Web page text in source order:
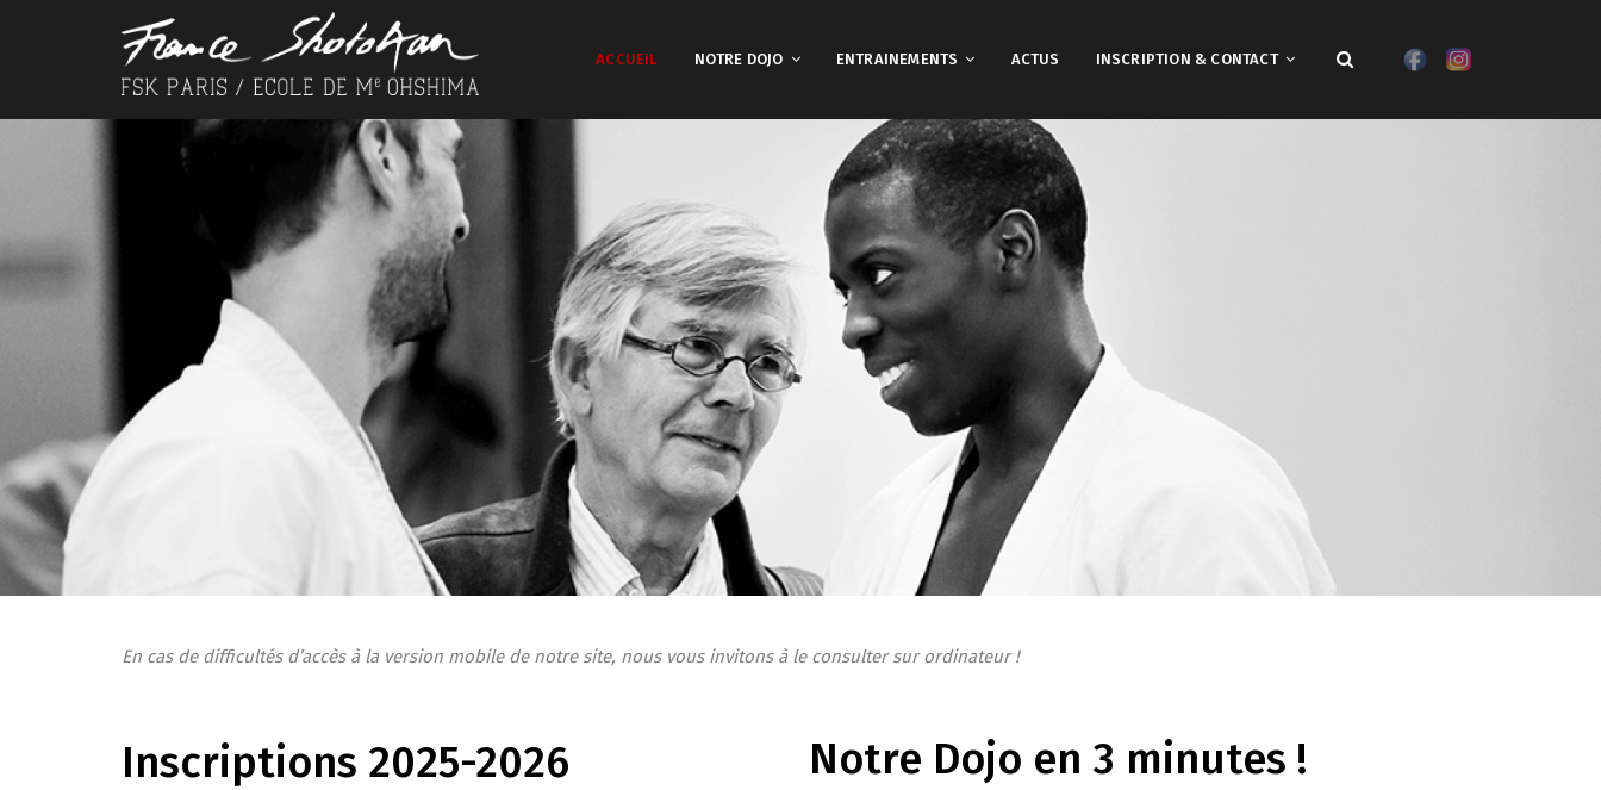
ACCUEIL NOTRE DOJO ENTRAINEMENTS ACTUS INSCRIPTION & CONTACT
En cas de difficultés d’accès à la version mobile de notre site, nous vous invitons à le consulter sur ordinateur !
Inscriptions 2025-2026 Notre Dojo en 3 minutes !